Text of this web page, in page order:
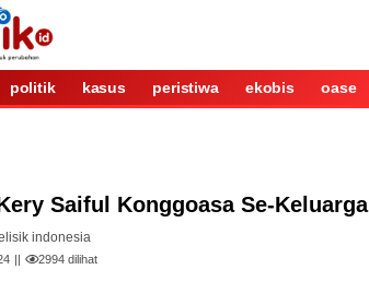
politik kasus peristiwa ekobis oase
Saiful Konggoasa Se-Keluarga
indonesia
2994dilihat